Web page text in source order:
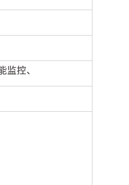
监控、